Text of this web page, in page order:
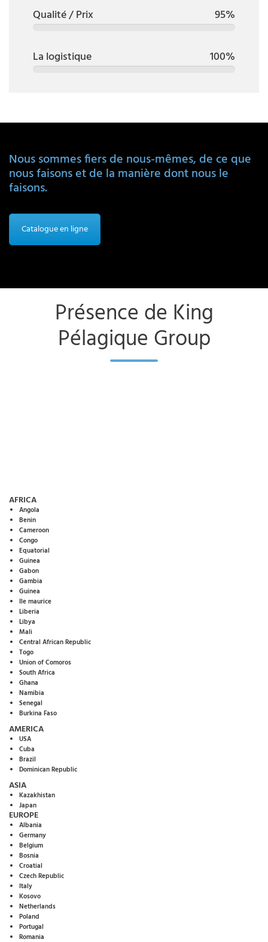
Qualité / Prix 95%
La logistique 100%
Nous sommes fiers de nous-mêmes, de ce que
nous faisons et de la manière dont nous le
faisons.
Catalogue en ligne
Présence de King
Pélagique Group
AFRICA
Angola
Benin
Cameroon
Congo
Equatorial
Guinea
Gabon
Gambia
Guinea
Ile maurice
Liberia
Libya
Mali
Central African Republic
Togo
Union of Comoros
South Africa
Ghana
Namibia
Senegal
Burkina Faso
AMERICA
USA
Cuba
Brazil
Dominican Republic
ASIA
Kazakhistan
Japan
EUROPE
Albania
Germany
Belgium
Bosnia
Croatial
Czech Republic
Italy
Kosovo
Netherlands
Poland
Portugal
Romania